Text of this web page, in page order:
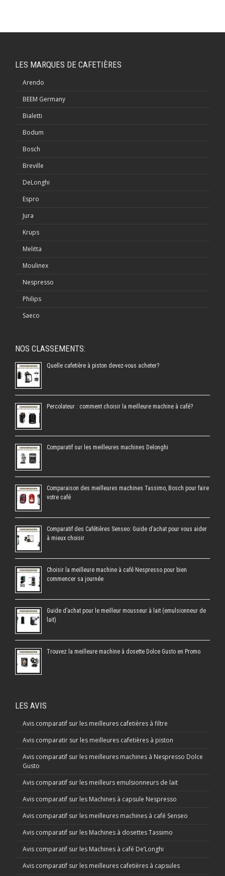
LES MARQUES DE CAFETIÈRES
Arendo
BEEM Germany
Bialetti
Bodum
Bosch
Breville
DeLonghi
Espro
Jura
Krups
Melitta
Moulinex
Nespresso
Philips
Saeco
NOS CLASSEMENTS:
Quelle cafetière à piston devez-vous acheter?
Percolateur : comment choisir la meilleure machine à café?
Comparatif sur les meilleures machines Delonghi
Comparaison des meilleures machines Tassimo, Bosch pour faire
votre café
Comparatif des Cafétières Senseo: Guide d’achat pour vous aider
à mieux choisir
Choisir la meilleure machine à café Nespresso pour bien
commencer sa journée
Guide d’achat pour le meilleur mousseur à lait (emulsionneur de
lait)
Trouvez la meilleure machine à dosette Dolce Gusto en Promo
LES AVIS
Avis comparatif sur les meilleures cafetières à filtre
Avis comparatir sur les meilleures cafetières à piston
Avis comparatif sur les meilleures machines à Nespresso Dolce
Gusto
Avis comparatif sur les meilleurs emulsionneurs de lait
Avis comparatif sur les Machines à capsule Nespresso
Avis comparatif sur les meilleures machines à café Senseo
Avis comparatif sur les Machines à dosettes Tassimo
Avis comparatif sur les Machines à café De’Longhi
Avis comparatif sur les meilleures cafetières à capsules